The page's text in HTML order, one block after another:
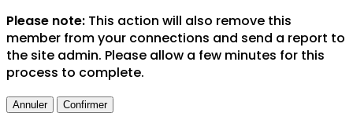
Please note: This action will also remove this
member from your connections and send a report to
the site admin. Please allow a few minutes for this
process to complete.
Confirmer